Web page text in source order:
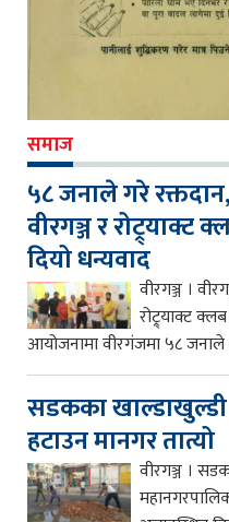
समाज
५८ जनाले गरे
वीरगञ्ज र रोट्र्याक्ट
दियो धन्यवाद
वीरगञ्ज ।
रोट्र्याक्ट
आयोजनामा वीरगंजमा ५८
सडकका खाल्डाखुल्डी
हटाउन मानगर तात्यो
वीरगञ्ज ।